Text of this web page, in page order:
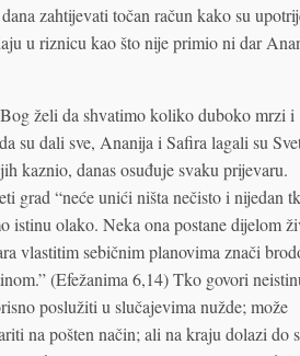
zahtijevati točan račun kako su
u riznicu kao što nije primio ni dar
želi da shvatimo koliko duboko mrzi i
su dali sve, Ananija i Safira lagali su
kaznio, danas osuđuje svaku prijevaru.
grad “neće unići ništa nečisto i nijedan
olako. Neka ona postane dijelom
vlastitim sebičnim planovima znači
(Efežanima 6,14) Tko govori
poslužiti u slučajevima nužde; može
na pošten način; ali na kraju dolazi do